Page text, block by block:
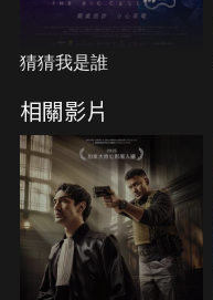
猜猜我是誰
相關影片